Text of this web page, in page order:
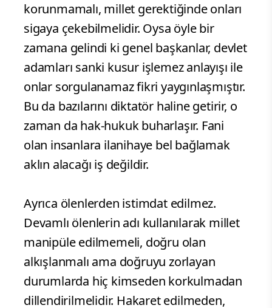
korunmamalı, millet gerektiğinde onları
sigaya çekebilmelidir. Oysa öyle bir
zamana gelindi ki genel başkanlar, devlet
adamları sanki kusur işlemez anlayışı ile
onlar sorgulanamaz fikri yaygınlaşmıştır.
Bu da bazılarını diktatör haline getirir, o
zaman da hak-hukuk buharlaşır. Fani
olan insanlara ilanihaye bel bağlamak
aklın alacağı iş değildir.
​Ayrıca ölenlerden istimdat edilmez.
Devamlı ölenlerin adı kullanılarak millet
manipüle edilmemeli, doğru olan
alkışlanmalı ama doğruyu zorlayan
durumlarda hiç kimseden korkulmadan
dillendirilmelidir. Hakaret edilmeden,